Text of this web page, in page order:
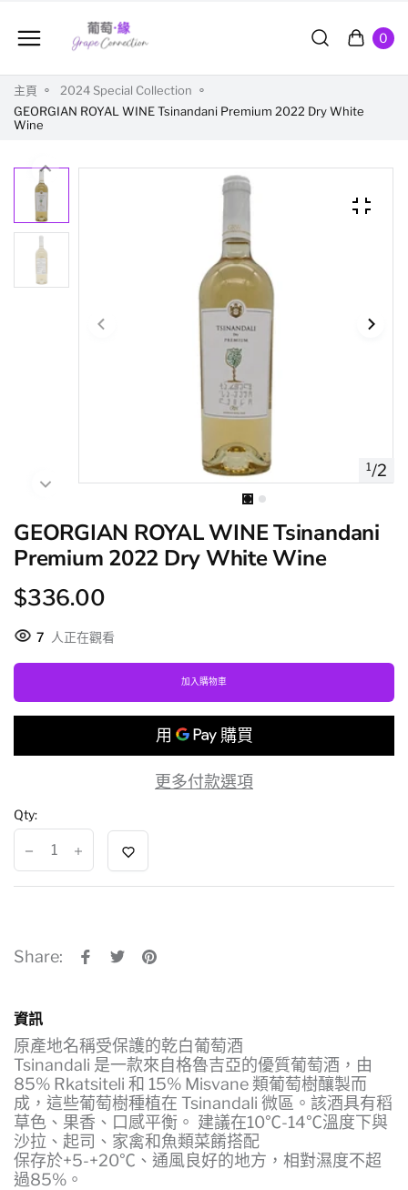
0
主頁
2024 Special Collection
GEORGIAN ROYAL WINE Tsinandani Premium 2022 Dry White
Wine
1 /2
GEORGIAN ROYAL WINE Tsinandani
Premium 2022 Dry White Wine
$336.00
7 人正在觀看
加入購物車
更多付款選項
Qty:
Share:
資訊
原產地名稱受保護的乾白葡萄酒
Tsinandali 是一款來自格魯吉亞的優質葡萄酒，由
85% Rkatsiteli 和 15% Misvane 類葡萄樹釀製而
成，這些葡萄樹種植在 Tsinandali 微區。該酒具有稻
草色、果香、口感平衡。 建議在10℃-14℃溫度下與
沙拉、起司、家禽和魚類菜餚搭配
保存於+5-+20℃、通風良好的地方，相對濕度不超
過85%。